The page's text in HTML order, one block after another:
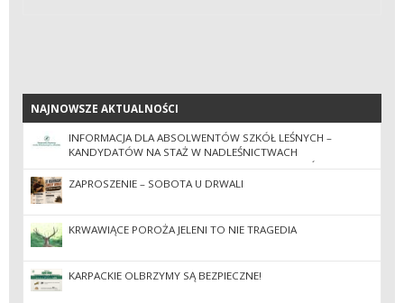
NAJNOWSZE AKTUALNOŚCI
NAJNOWSZE AKTUALNOŚCI
INFORMACJA DLA ABSOLWENTÓW SZKÓŁ LEŚNYCH –
KANDYDATÓW NA STAŻ W NADLEŚNICTWACH
ZGRUPOWANYCH W REGIONALNEJ DYREKCJI LASÓW
PAŃSTWOWYCH W KROŚNIE W 2026 ROKU
ZAPROSZENIE – SOBOTA U DRWALI
KRWAWIĄCE POROŻA JELENI TO NIE TRAGEDIA
KARPACKIE OLBRZYMY SĄ BEZPIECZNE!